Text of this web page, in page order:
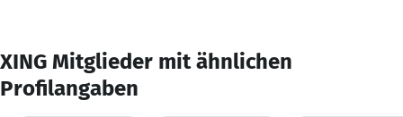
XING Mitglieder mit ähnlichen
Profilangaben